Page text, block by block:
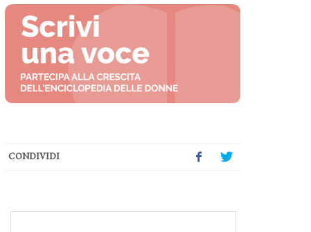
CONDIVIDI